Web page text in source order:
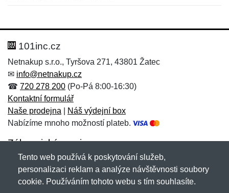
Hodnocení:
Jméno: *
Zpráva*
Jméno:
E-mail:*
101inc.cz
Netnakup s.r.o., Tyršova 271, 43801 Žatec
✉ info@netnakup.cz
☎ 720 278 200 (Po-Pá 8:00-16:30)
Kontaktní formulář
Naše prodejna
Náš výdejní box
Nabízíme mnoho možností plateb.
Zákaznický servis
Novinky emailem
Tento web používá k poskytování služeb,
personalizaci reklam a analýze návštěvnosti soubory
cookie. Používáním tohoto webu s tím souhlasíte.